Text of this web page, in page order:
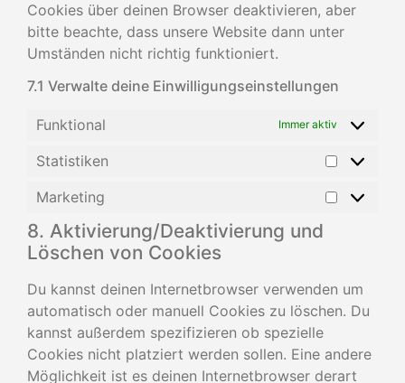
Cookies über deinen Browser deaktivieren, aber
bitte beachte, dass unsere Website dann unter
Umständen nicht richtig funktioniert.
7.1 Verwalte deine Einwilligungseinstellungen
Funktional Immer aktiv
Statistiken
Marketing
8. Aktivierung/Deaktivierung und
Löschen von Cookies
Du kannst deinen Internetbrowser verwenden um
automatisch oder manuell Cookies zu löschen. Du
kannst außerdem spezifizieren ob spezielle
Cookies nicht platziert werden sollen. Eine andere
Möglichkeit ist es deinen Internetbrowser derart